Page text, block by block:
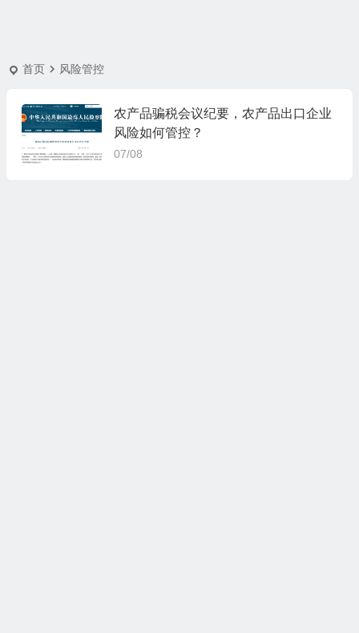
首页 风险管控
农产品骗税会议纪要，农产品出口企业
风险如何管控？
07/08